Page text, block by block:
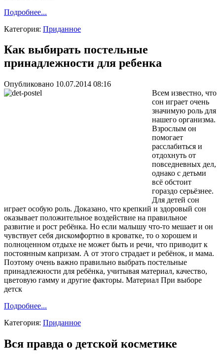
Подробнее...
Категория: Приданное
Как выбирать постельные
принадлежности для ребенка
Опубликовано 10.07.2014 08:16
Всем известно, что
сон играет очень
значимую роль для
нашего организма.
Взрослым он
помогает
расслабиться и
отдохнуть от
повседневных дел,
однако с детьми
всё обстоит
гораздо серьёзнее.
Для детей сон
играет особую роль. Доказано, что крепкий и здоровый сон
оказывает положительное воздействие на правильное
развитие и рост ребёнка. Но если малышу что-то мешает и он
чувствует себя дискомфортно в кроватке, то о хорошем и
полноценном отдыхе не может быть и речи, что приводит к
постоянным капризам. А от этого страдает и ребёнок, и мама.
Поэтому очень важно правильно выбрать постельные
принадлежности для ребёнка, учитывая материал, качество,
цветовую гамму и другие факторы. Материал При выборе
детск
Подробнее...
Категория: Приданное
Вся правда о детской косметике